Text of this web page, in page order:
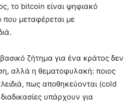
το bitcoin είναι ψηφιακό
που μεταφέρεται με
ζήτημα για ένα κράτος δεν
αλλά η θεματοφυλακή: ποιος
πως αποθηκεύονται (cold
υπάρχουν για